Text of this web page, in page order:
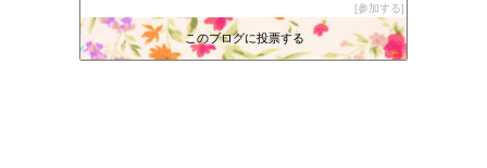
67位 カービューティープロ 向井日記
68位 あーぬんブログ
参加する
このブログに投票する